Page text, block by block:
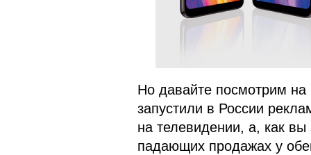
Но давайте посмотрим
запустили в России
на телевидении, а, как
падающих продажах у